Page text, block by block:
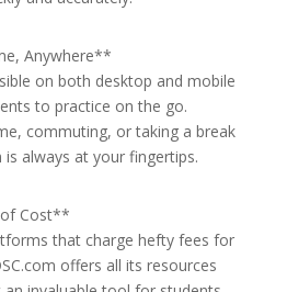
Anywhere**
on both desktop and mobile
to practice on the go.
commuting, or taking a break
is always at your fingertips.
Cost**
that charge hefty fees for
offers all its resources